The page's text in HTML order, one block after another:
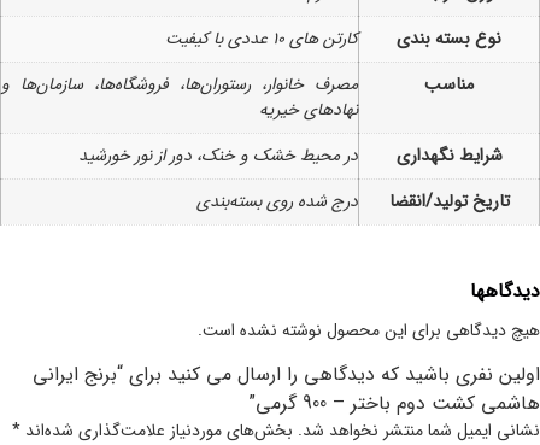
نوع بسته بندی کارتن های 10 عددی با کیفیت
مناسب
مصرف خانوار، رستوران‌ها، فروشگاه‌ها، سازمان‌ها و
نهادهای خیریه
شرایط نگهداری در محیط خشک و خنک، دور از نور خورشید
تاریخ تولید/انقضا درج شده روی بسته‌بندی
دیدگاهها
هیچ دیدگاهی برای این محصول نوشته نشده است.
اولین نفری باشید که دیدگاهی را ارسال می کنید برای “برنج ایرانی
هاشمی کشت دوم باختر – 900 گرمی”
نشانی ایمیل شما منتشر نخواهد شد. بخش‌های موردنیاز علامت‌گذاری شده‌اند *